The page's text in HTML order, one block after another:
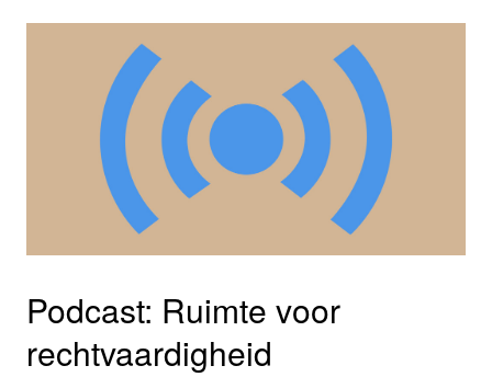
Podcast: Ruimte voor
rechtvaardigheid